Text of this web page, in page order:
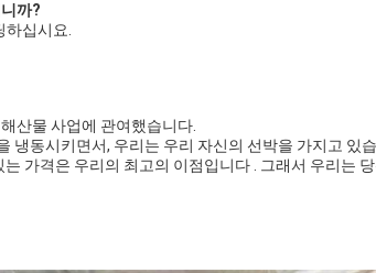
까?
하십시요.
산물 사업에 관여했습니다.
냉동시키면서, 우리는 우리 자신의 선박을 가지고 있
가격은 우리의 최고의 이점입니다 . 그래서 우리는